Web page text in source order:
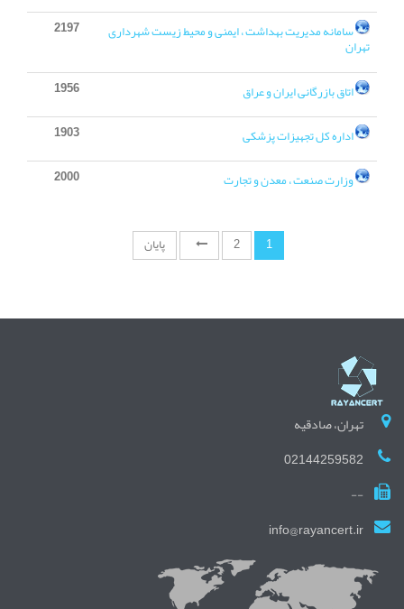
سامانه مدیریت بهداشت ، ایمنی و محیط زیست شهرداری
تهران
2197
اتاق بازرگانی ایران و عراق 1956
اداره کل تجهیزات پزشکی 1903
وزارت صنعت ، معدن و تجارت 2000
1
2 پایان
تهران، صادقیه
02144259582
--
info@rayancert.ir